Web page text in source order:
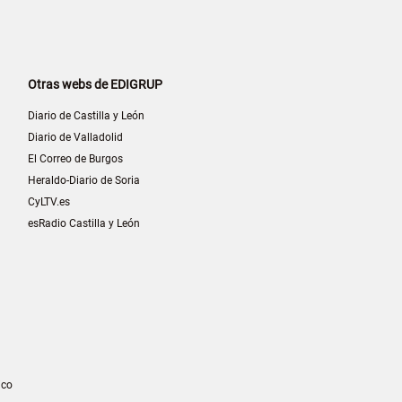
Otras webs de EDIGRUP
Diario de Castilla y León
Diario de Valladolid
El Correo de Burgos
Heraldo-Diario de Soria
CyLTV.es
esRadio Castilla y León